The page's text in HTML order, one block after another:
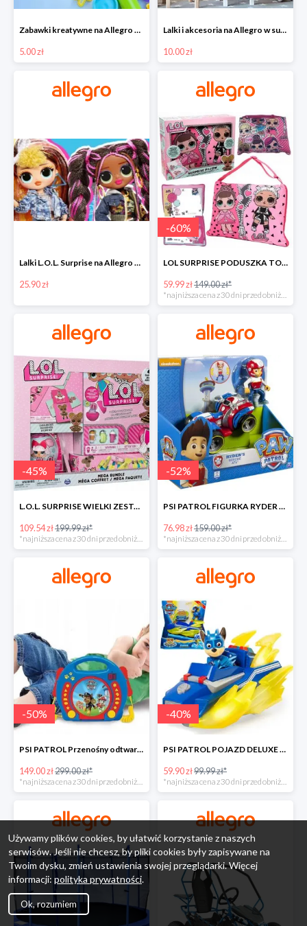
Zabawki kreatywne na Allegro w super cenach od 5 zł
5.00 zł
Lalki i akcesoria na Allegro w super cenach od 10 zł
10.00 zł
Lalki L.O.L. Surprise na Allegro w super cenach od 25,90 zł
25.90 zł
-60%
LOL SURPRISE PODUSZKA TOREBKA SEKRETNY SCHOWEK MP3 -59%
59.99 zł149.00 zł*
*najniższa cena z 30 dni przed obniżką
-45%
L.O.L. SURPRISE WIELKI ZESTAW NIESPODZIANKA 4 GRY -45%
109.54 zł199.99 zł*
-52%
PSI PATROL FIGURKA RYDER + QUAD POJAZD RATUNKOWY -51%
76.98 zł159.00 zł*
-50%
PSI PATROL Przenośny odtwarzacz CD Karaoke PAW -50%
149.00 zł299.00 zł*
*najniższa cena z 30 dni przed obniżką
-40%
PSI PATROL POJAZD DELUXE FIGURKA CHASE MIGHTY PUPS -40%
59.90 zł99.99 zł*
*najniższa cena z 30 dni przed obniżką
Używamy plików cookies, by ułatwić korzystanie z naszych
serwisów. Jeśli nie chcesz, by pliki cookies były zapisywane na
Twoim dysku, zmień ustawienia swojej przeglądarki. Więcej
informacji: polityka prywatności.
Ok, rozumiem